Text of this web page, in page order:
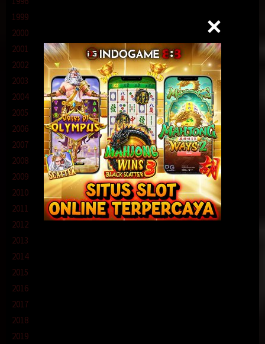
1999
2000
2001
2002
2003
2004
2005
2006
2007
2008
2009
2010
2011
2012
2013
2014
2015
2016
2017
2018
2019